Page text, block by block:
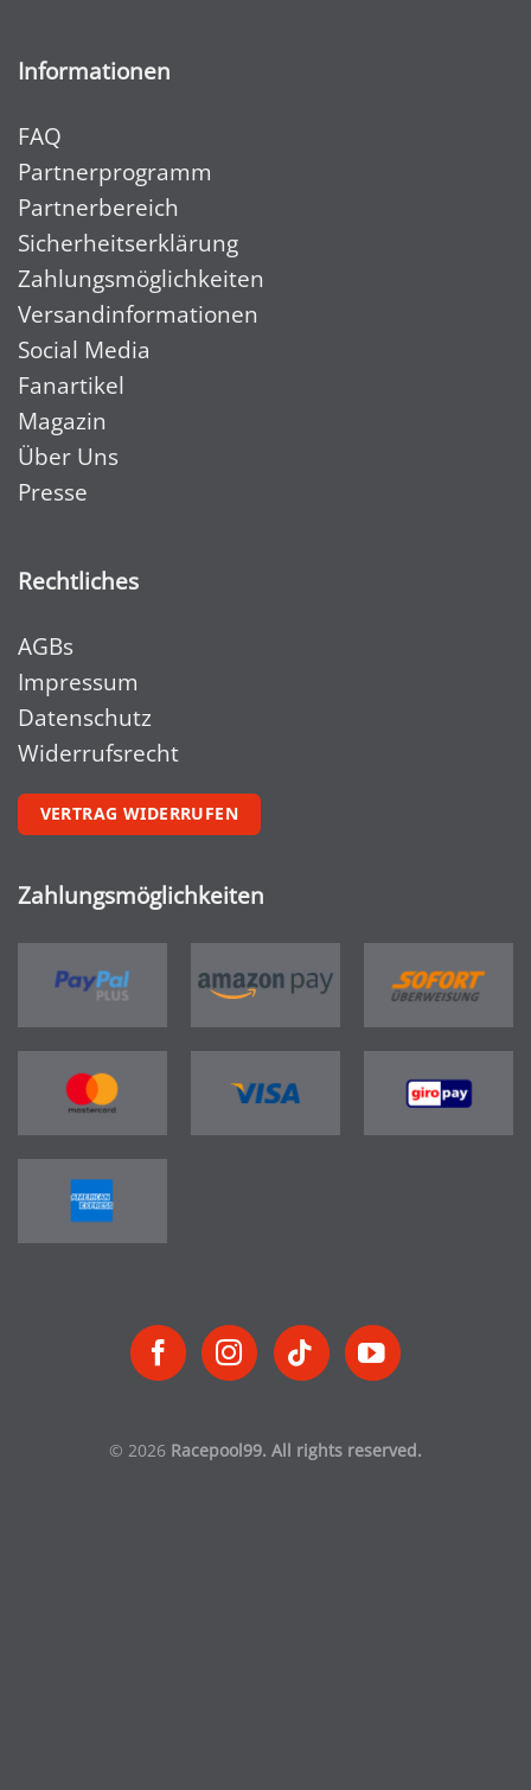
Informationen
FAQ
Partnerprogramm
Partnerbereich
Sicherheitserklärung
Zahlungsmöglichkeiten
Versandinformationen
Social Media
Fanartikel
Magazin
Über Uns
Presse
Rechtliches
AGBs
Impressum
Datenschutz
Widerrufsrecht
VERTRAG WIDERRUFEN
Zahlungsmöglichkeiten
© 2026 Racepool99. All rights reserved.